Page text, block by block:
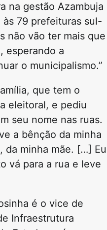
na gestão Azambuja
79 prefeituras sul-
não vão ter mais que
esperando a
o municipalismo.”
que tem o
eleitoral, e pediu
seu nome nas ruas.
a bênção da minha
da minha mãe. […] Eu
vá para a rua e leve
é o vice de
Infraestrutura